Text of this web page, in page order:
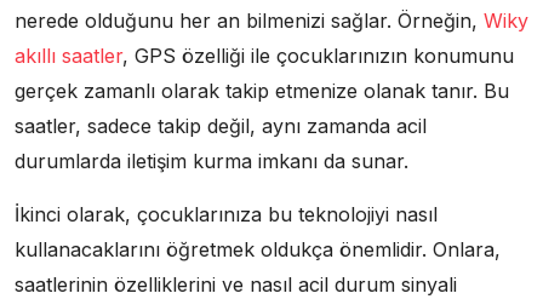
nerede olduğunu her an bilmenizi sağlar. Örneğin, Wiky
akıllı saatler, GPS özelliği ile çocuklarınızın konumunu
gerçek zamanlı olarak takip etmenize olanak tanır. Bu
saatler, sadece takip değil, aynı zamanda acil
durumlarda iletişim kurma imkanı da sunar.
İkinci olarak, çocuklarınıza bu teknolojiyi nasıl
kullanacaklarını öğretmek oldukça önemlidir. Onlara,
saatlerinin özelliklerini ve nasıl acil durum sinyali